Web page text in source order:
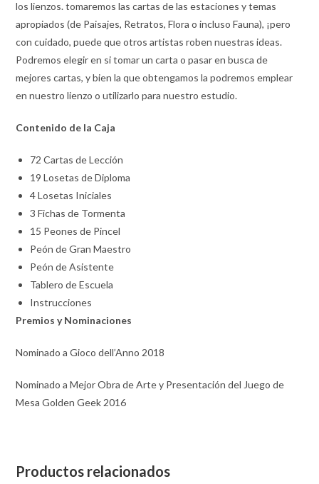
los lienzos. tomaremos las cartas de las estaciones y temas
apropiados (de Paisajes, Retratos, Flora o incluso Fauna), ¡pero
con cuidado, puede que otros artistas roben nuestras ideas.
Podremos elegir en si tomar un carta o pasar en busca de
mejores cartas, y bien la que obtengamos la podremos emplear
en nuestro lienzo o utilizarlo para nuestro estudio.
Contenido de la Caja
72 Cartas de Lección
19 Losetas de Diploma
4 Losetas Iniciales
3 Fichas de Tormenta
15 Peones de Pincel
Peón de Gran Maestro
Peón de Asistente
Tablero de Escuela
Instrucciones
Premios y Nominaciones
Nominado a Gioco dell’Anno 2018
Nominado a Mejor Obra de Arte y Presentación del Juego de
Mesa Golden Geek 2016
Productos relacionados